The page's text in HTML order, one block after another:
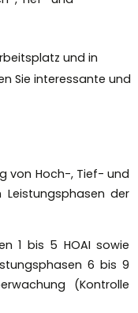
und in
Sie interessante und
von Hoch-, Tief- und
Leistungsphasen der
1 bis 5 HOAI sowie
6 bis 9
(Kontrolle